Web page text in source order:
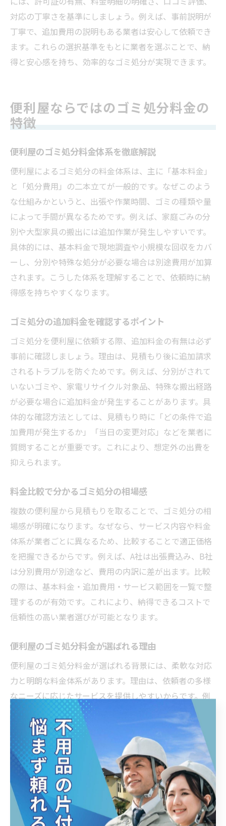
対応の丁寧さを基準にしましょう。例えば、事前説明が
丁寧で、追加費用の説明もある業者は安心して依頼でき
ます。これらの選択基準をもとに業者を選ぶことで、納
得と安心感を持ち、効率的なゴミ処分が実現できます。
便利屋ならではのゴミ処分料金の
特徴
便利屋のゴミ処分料金体系を徹底解説
便利屋によるゴミ処分の料金体系は、主に「基本料金」
と「処分費用」の二本立てが一般的です。なぜこのよう
な仕組みかというと、出張や作業時間、ゴミの種類や量
によって手間が異なるためです。例えば、家庭ごみの分
別や大型家具の搬出には追加作業が発生しやすいです。
具体的には、基本料金で現地調査や小規模な回収をカバ
ーし、分別や特殊な処分が必要な場合は別途費用が加算
されます。こうした体系を理解することで、依頼時に納
得感を持ちやすくなります。
ゴミ処分の追加料金を確認するポイント
ゴミ処分を便利屋に依頼する際、追加料金の有無は必ず
事前に確認しましょう。理由は、見積もり後に追加請求
されるトラブルを防ぐためです。例えば、分別がされて
いないゴミや、家電リサイクル対象品、特殊な搬出経路
が必要な場合に追加料金が発生することがあります。具
体的な確認方法としては、見積もり時に「どの条件で追
加費用が発生するか」「当日の変更対応」などを業者に
質問することが重要です。これにより、想定外の出費を
抑えられます。
料金比較で分かるゴミ処分の相場感
複数の便利屋から見積もりを取ることで、ゴミ処分の相
場感が明確になります。なぜなら、サービス内容や料金
体系が業者ごとに異なるため、比較することで適正価格
を把握できるからです。例えば、A社は出張費込み、B社
は分別費用が別途など、費用の内訳に差が出ます。比較
の際は、基本料金・追加費用・サービス範囲を一覧で整
理するのが有効です。これにより、納得できるコストで
信頼性の高い業者選びが可能となります。
便利屋のゴミ処分料金が選ばれる理由
便利屋のゴミ処分料金が選ばれる背景には、柔軟な対応
力と明朗な料金体系があります。理由は、依頼者の多様
なニーズに応じたサービスを提供しやすいからです。例
えば、分別や大型家具の搬出、急な依頼にも即応できる
点が評価されています。代表的なメリットとして、見積
もり時点で費用が明確になること、不要なサービスを省
けることが挙げられます。これにより、利用者は安心し
てサービスを選択できます。
費用対効果を高めるゴミ処分依頼術
ゴミ処分を便利屋に依頼する際は、事前準備と業者選び